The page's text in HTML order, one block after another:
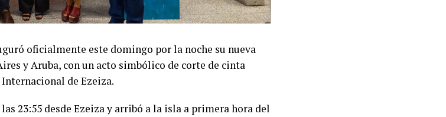
oficialmente este domingo por la noche su nueva
y Aruba, con un acto simbólico de corte de cinta
de Ezeiza.
23:55 desde Ezeiza y arribó a la isla a primera hora del